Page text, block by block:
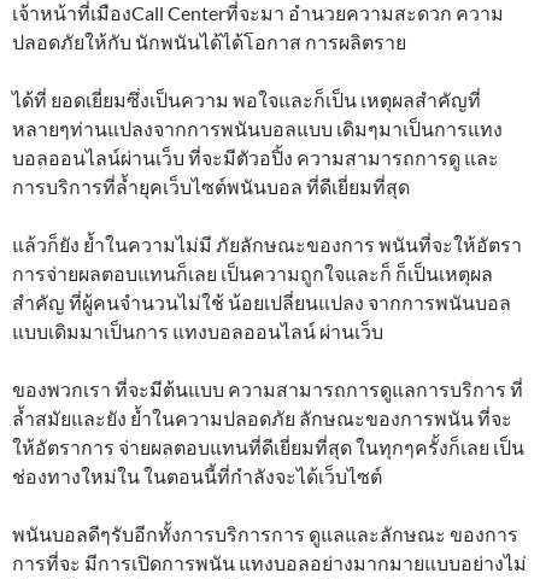
เจ้าหน้าที่เมืองCall Centerที่จะมา อำนวยความสะดวก ความ
ปลอดภัยให้กับ นักพนันได้ได้โอกาส การผลิตราย
ได้ที่ ยอดเยี่ยมซึ่งเป็นความ พอใจและก็เป็น เหตุผลสำคัญที่
หลายๆท่านแปลงจากการพนันบอลแบบ เดิมๆมาเป็นการแทง
บอลออนไลน์ผ่านเว็บ ที่จะมีตัวอปิ้ง ความสามารถการดู และ
การบริการที่ล้ำยุคเว็บไซต์พนันบอล ที่ดีเยี่ยมที่สุด
แล้วก็ยัง ย้ำในความไม่มี ภัยลักษณะของการ พนันที่จะให้อัตรา
การจ่ายผลตอบแทนก็เลย เป็นความถูกใจและก็ ก็เป็นเหตุผล
สำคัญ ที่ผู้คนจำนวนไม่ใช้ น้อยเปลี่ยนแปลง จากการพนันบอล
แบบเดิมมาเป็นการ แทงบอลออนไลน์ ผ่านเว็บ
ของพวกเรา ที่จะมีต้นแบบ ความสามารถการดูแลการบริการ ที่
ล้ำสมัยและยัง ย้ำในความปลอดภัย ลักษณะของการพนัน ที่จะ
ให้อัตราการ จ่ายผลตอบแทนที่ดีเยี่ยมที่สุด ในทุกๆครั้งก็เลย เป็น
ช่องทางใหม่ใน ในตอนนี้ที่กำลังจะได้เว็บไซต์
พนันบอลดีๆรับอีกทั้งการบริการการ ดูแลและลักษณะ ของการ
การที่จะ มีการเปิดการพนัน แทงบอลอย่างมากมายแบบอย่างไม่